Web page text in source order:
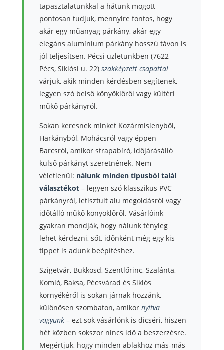
tapasztalatunkkal a hátunk mögött
pontosan tudjuk, mennyire fontos, hogy
akár egy műanyag párkány, akár egy
elegáns alumínium párkány hosszú távon is
jól teljesítsen. Pécsi üzletünkben (7622
Pécs, Siklósi u. 22) szakképzett csapattal
várjuk, akik minden kérdésben segítenek,
legyen szó belső könyöklőről vagy kültéri
műkő párkányról.
Sokan keresnek minket Kozármislenyből,
Harkányból, Mohácsról vagy éppen
Barcsról, amikor strapabíró, időjárásálló
külső párkányt szeretnének. Nem
véletlenül: nálunk minden típusból talál
választékot– legyen szó klasszikus PVC
párkányról, letisztult alu megoldásról vagy
időtálló műkő könyöklőről. Vásárlóink
gyakran mondják, hogy nálunk tényleg
lehet kérdezni, sőt, időnként még egy kis
tippet is adunk beépítéshez.
Szigetvár, Bükkösd, Szentlőrinc, Szalánta,
Komló, Baksa, Pécsvárad és Siklós
környékéről is sokan járnak hozzánk,
különösen szombaton, amikor nyitva
vagyunk– ezt sok vásárlónk is dicséri, hiszen
hét közben sokszor nincs idő a beszerzésre.
Megértjük, hogy minden ablakhoz más-más